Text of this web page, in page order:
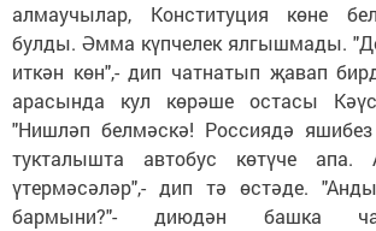
алмаучылар, Конституция көне
булды. Әмма күпчелек ялгышмады.
иткән көн",- дип чатнатып җавап
арасында кул көрәше остасы
"Нишләп белмәскә! Россиядә
тукталышта автобус көтүче апа.
үтермәсәләр",- дип тә өстәде.
бармыни?"- диюдән башка